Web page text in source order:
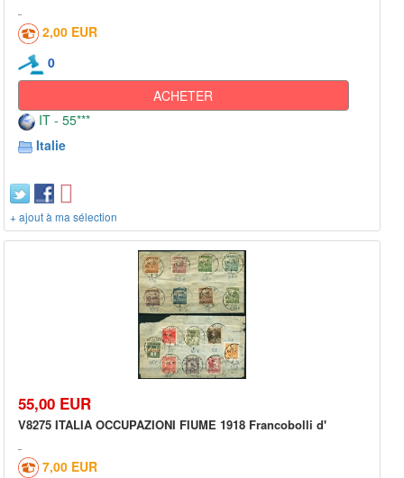
2,00 EUR
0
ACHETER
IT - 55***
Italie
+ ajout à ma sélection
55,00 EUR
V8275 ITALIA OCCUPAZIONI FIUME 1918 Francobolli d'
7,00 EUR